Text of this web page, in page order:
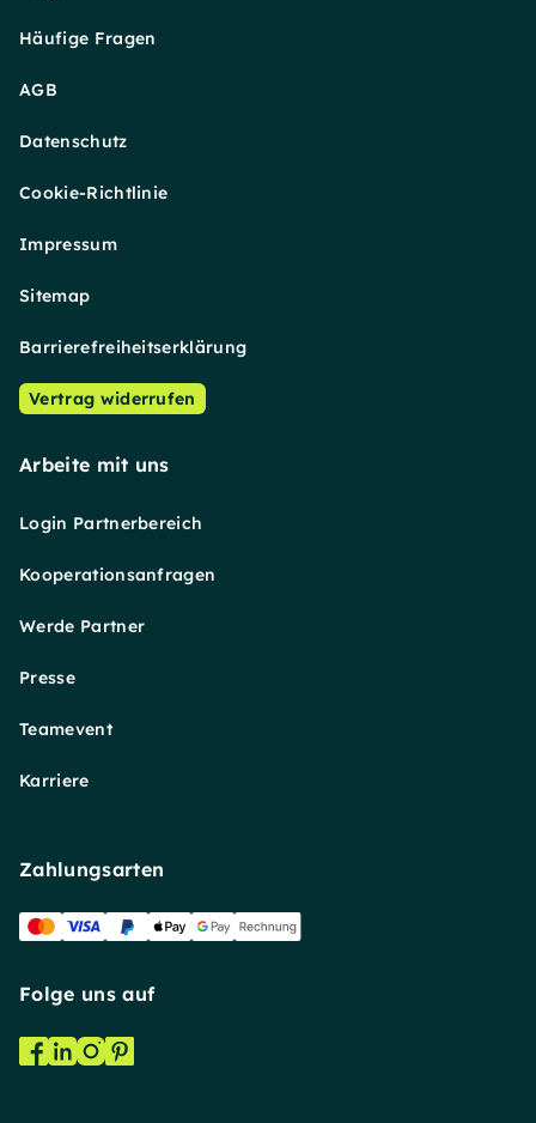
Häufige Fragen
AGB
Datenschutz
Cookie-Richtlinie
Impressum
Sitemap
Barrierefreiheitserklärung
Vertrag widerrufen
Arbeite mit uns
Login Partnerbereich
Kooperationsanfragen
Werde Partner
Presse
Teamevent
Karriere
Zahlungsarten
Folge uns auf